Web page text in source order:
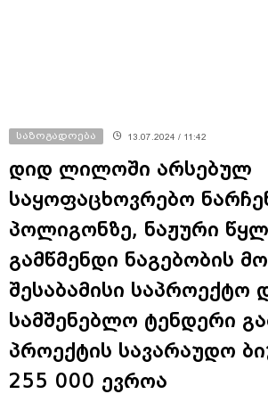
საზოგადოება 13.07.2024 / 11:42
დიდ ლილოში არსებულ
საყოფაცხოვრებო
პოლიგონზე, ნაჟური
გამწმენდი ნაგებობის
შესაბამისი საპროექტო
სამშენებლო ტენდერი
პროექტის სავარაუდო
255 000 ევროა